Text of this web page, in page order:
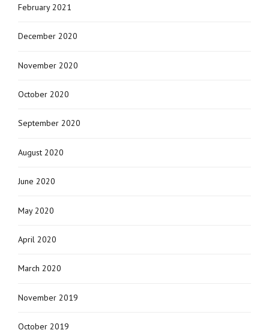
February 2021
December 2020
November 2020
October 2020
September 2020
August 2020
June 2020
May 2020
April 2020
March 2020
November 2019
October 2019